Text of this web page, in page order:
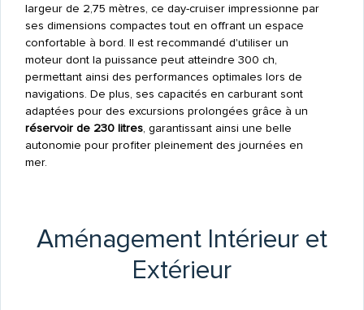
largeur de 2,75 mètres, ce day-cruiser impressionne par
ses dimensions compactes tout en offrant un espace
confortable à bord. Il est recommandé d'utiliser un
moteur dont la puissance peut atteindre 300 ch,
permettant ainsi des performances optimales lors de
navigations. De plus, ses capacités en carburant sont
adaptées pour des excursions prolongées grâce à un
réservoir de 230 litres, garantissant ainsi une belle
autonomie pour profiter pleinement des journées en
mer.
Aménagement Intérieur et
Extérieur